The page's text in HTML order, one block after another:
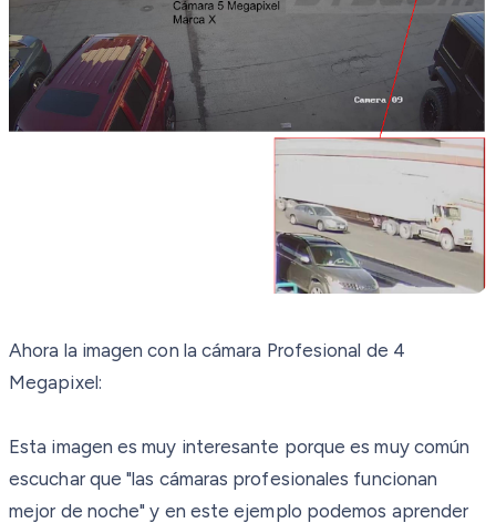
Ahora la imagen con la cámara Profesional de 4
Megapixel:
Esta imagen es muy interesante porque es muy común
escuchar que "las cámaras profesionales funcionan
mejor de noche" y en este ejemplo podemos aprender